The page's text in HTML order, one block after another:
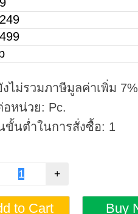
งไม่รวมภาษีมูลค่าเพิ่ม 7%
อหน่วย: Pc.
ขั้นต่ำในการสั่งซื้อ: 1